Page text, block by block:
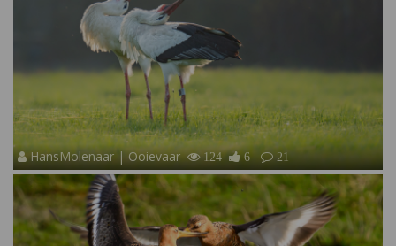
HansMolenaar | Ooievaar 124 6 21